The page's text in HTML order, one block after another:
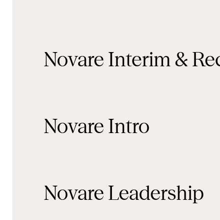
Novare Interim &
Novare Intro
NovareLeadership